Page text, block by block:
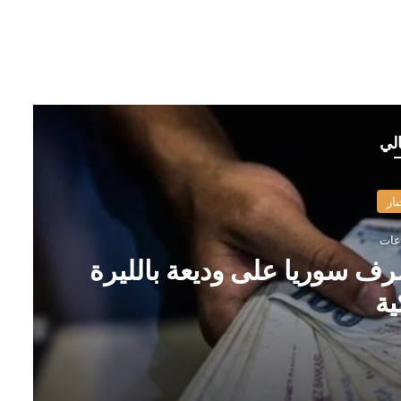
سوريا على وديعة بالليرة